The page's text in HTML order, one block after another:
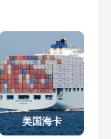
美国海卡